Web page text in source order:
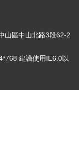
山區中山北路3段62-2
建議使用IE6.0以